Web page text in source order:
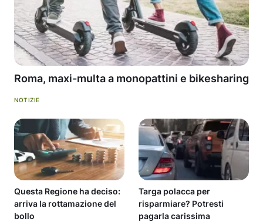
Roma, maxi-multa a monopattini e bikesharing
NOTIZIE
Questa Regione ha deciso:
arriva la rottamazione del
bollo
Targa polacca per
risparmiare? Potresti
pagarla carissima